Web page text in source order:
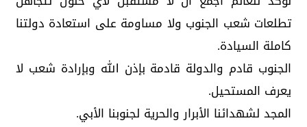
تطلعات شعب الجنوب ولا مساومة على استعادة دولتنا
كاملة السيادة.
الجنوب قادم والدولة قادمة بإذن الله وبإرادة شعب لا
يعرف المستحيل.
المجد لشهدائنا الأبرار والحرية لجنوبنا الأبي.